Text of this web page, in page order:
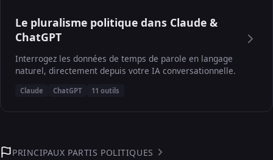
Le pluralisme politique dans Claude &
ChatGPT
Interrogez les données de temps de parole en langage
naturel, directement depuis votre IA conversationnelle.
Claude ChatGPT 11 outils
PRINCIPAUX PARTIS POLITIQUES